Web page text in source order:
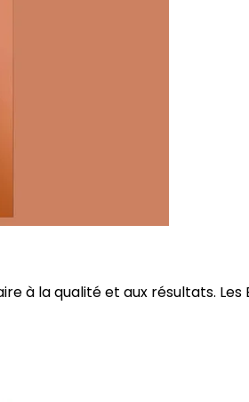
la qualité et aux résultats. Les